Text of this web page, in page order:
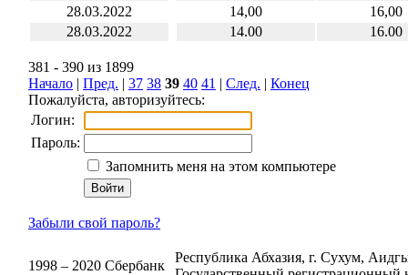
28.03.2022
14,00
16,00
28.03.2022
14.00 16.00
381 - 390 из 1899
Начало | Пред. | 37 38 39 40 41 | След. | Конец
Пожалуйста, авторизуйтесь:
Логин:
Пароль:
Запомнить меня на этом компьютере
Забыли свой пароль?
1998 – 2020 Сбербанк
Республика Абхазия, г. Сухум,